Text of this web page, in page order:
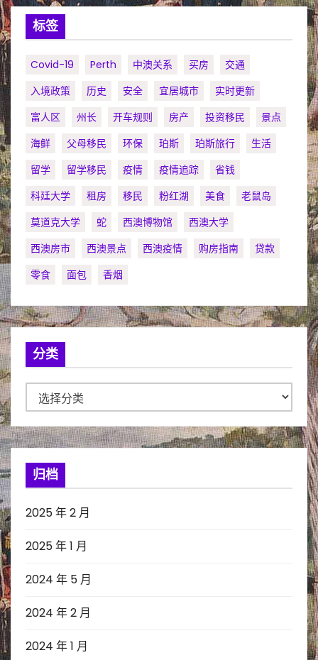
标签
Covid-19 Perth 中澳关系 买房
交通
入境政策
历史 安全 宜居城市
实时更新
富人区
州长 开车规则 房产 投资移民
景点
海鲜
父母移民 环保 珀斯 珀斯旅行
生活
留学
留学移民 疫情 疫情追踪
省钱
科廷大学
租房 移民 粉红湖 美食
老鼠岛
莫道克大学
蛇 西澳博物馆
西澳大学
西澳房市
西澳景点 西澳疫情 购房指南
贷款
零食
面包 香烟
分类
类
归档
2025 年 2 月
2025 年 1 月
2024 年 5 月
2024 年 2 月
2024 年 1 月